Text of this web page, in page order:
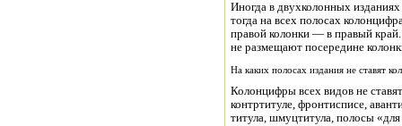
Иногда в двухколонных
тогда на всех полосах
правой колонки — в правый
не размещают посередине
На каких полосах издания не ставят
Колонцифры всех видов не
контртитуле, фронтисписе,
титула, шмуцтитула, полосы